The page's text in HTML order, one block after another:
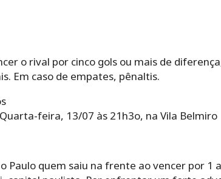
o rival por cinco gols ou mais de
Em caso de empates, pênaltis.
feira, 13/07 às 21h3o, na Vila Belmiro
Paulo quem saiu na frente ao vencer por 1